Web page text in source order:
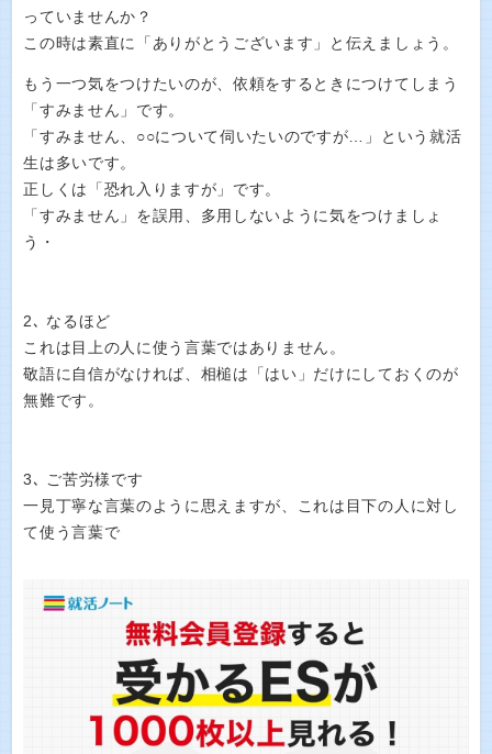
っていませんか？
この時は素直に「ありがとうございます」と伝えましょう。
もう一つ気をつけたいのが、依頼をするときにつけてしまう
「すみません」です。
「すみません、○○について伺いたいのですが…」という就活
生は多いです。
正しくは「恐れ入りますが」です。
「すみません」を誤用、多用しないように気をつけましょ
う・
2､ なるほど
これは目上の人に使う言葉ではありません。
敬語に自信がなければ、相槌は「はい」だけにしておくのが
無難です。
3､ ご苦労様です
一見丁寧な言葉のように思えますが、これは目下の人に対し
て使う言葉で